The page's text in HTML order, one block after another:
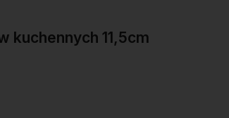
coś dla siebie z naszej aktualnej
zaloguj się, aby przywrócić dodane
kuchennych 11,5cm